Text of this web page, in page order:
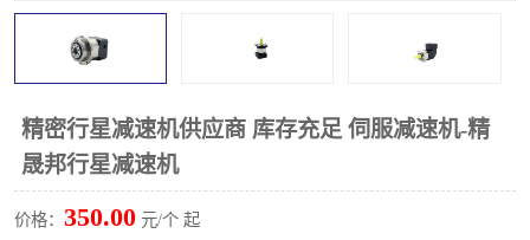
精密行星减速机供应商 库存充足 伺服减速机-精
晟邦行星减速机
价格： 350.00 元/个 起